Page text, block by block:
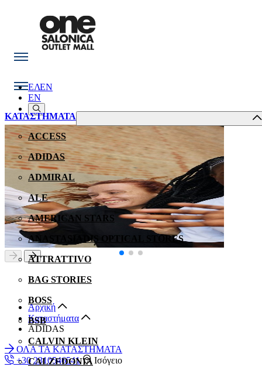
EN
ΚΑΤΑΣΤΗΜΑΤΑ
ACCESS
ADIDAS
ADMIRAL
ALE
AMERICAN STARS
ANASTASIADIS OPTICAL STORES
ATTRATTIVO
BAG STORIES
BOSS
BSB
CALVIN KLEIN
CALZEDONIA
ΕΛ
EN
Αρχική
Καταστήματα
ADIDAS
ΟΛΑ ΤΑ ΚΑΤΑΣΤΗΜΑΤΑ
+30 2310546541
Ισόγειο